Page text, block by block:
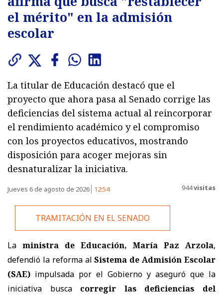
el mérito" en la admisión
escolar
La titular de Educación destacó que el
proyecto que ahora pasa al Senado corrige las
deficiencias del sistema actual al reincorporar
el rendimiento académico y el compromiso
con los proyectos educativos, mostrando
disposición para acoger mejoras sin
desnaturalizar la iniciativa.
Jueves 6 de agosto de 2026 12:54 944visitas
TRAMITACIÓN EN EL SENADO
La ministra de Educación, María Paz Arzola,
defendió la reforma alSistema de Admisión Escolar
(SAE) impulsada por el Gobierno y aseguró que la
iniciativa busca corregir las deficiencias del